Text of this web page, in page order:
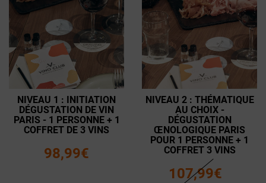
NIVEAU 1 : INITIATION
DÉGUSTATION DE VIN
PARIS - 1 PERSONNE + 1
COFFRET DE 3 VINS
98,99€
NIVEAU 2 : THÉMATIQUE
AU CHOIX -
DÉGUSTATION
ŒNOLOGIQUE PARIS
POUR 1 PERSONNE + 1
COFFRET 3 VINS
107,99€